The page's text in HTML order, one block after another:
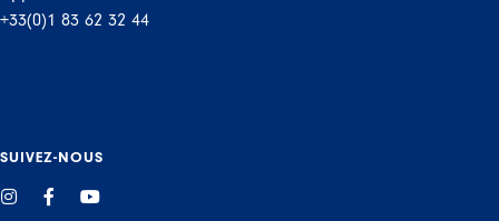
+33(0)1 83 62 32 44
SUIVEZ-NOUS
InstagramFacebookYouTube